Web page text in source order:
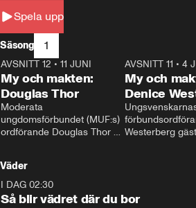
Spela upp
Säsong 1
26:27
AVSNITT 12 • 11 JUNI
My och makten:
Douglas Thor
Moderata
ungdomsförbundet (MUF:s)
ordförande Douglas Thor
tonårsutvisningarna och hur
Moderaterna ska locka
väljare till valet i höst.
AVSNITT 11 •4
My och
Denice
Westerberg
Väder
I DAG 02:30
Så blir vädret där du bor